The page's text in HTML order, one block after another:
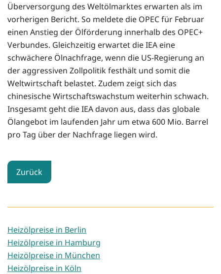
Überversorgung des Weltölmarktes erwarten als im
vorherigen Bericht. So meldete die OPEC für Februar
einen Anstieg der Ölförderung innerhalb des OPEC+
Verbundes. Gleichzeitig erwartet die IEA eine
schwächere Ölnachfrage, wenn die US-Regierung an
der aggressiven Zollpolitik festhält und somit die
Weltwirtschaft belastet. Zudem zeigt sich das
chinesische Wirtschaftswachstum weiterhin schwach.
Insgesamt geht die IEA davon aus, dass das globale
Ölangebot im laufenden Jahr um etwa 600 Mio. Barrel
pro Tag über der Nachfrage liegen wird.
Zurück
Heizölpreise in Berlin
Heizölpreise in Hamburg
Heizölpreise in München
Heizölpreise in Köln